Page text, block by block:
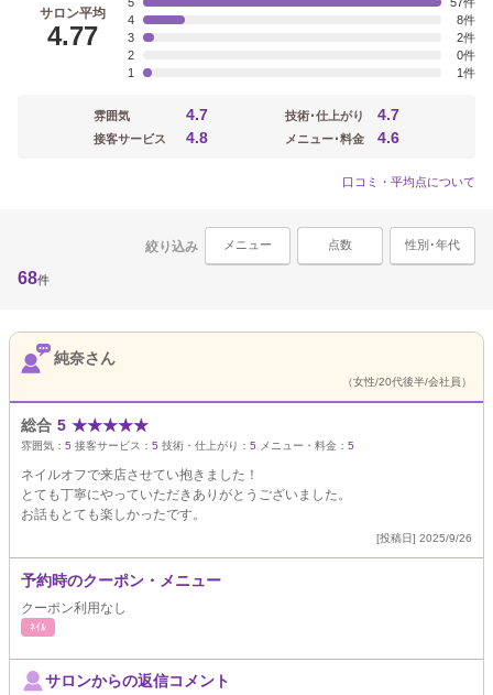
サロン平均
4.77
4
8
3
2
2
0
1
1
雰囲気 4.7
接客サービス 4.8
技術･仕上がり 4.7
メニュー･料金 4.6
口コミ・平均点について
絞り込み メニュー 点数 性別･年代
68件
純奈さん
（女性/20代後半/会社員）
総合 5 ★★★★★
雰囲気： 5 接客サービス： 5 技術・仕上がり： 5 メニュー・料金： 5
ネイルオフで来店させてい抱きました！
とても丁寧にやっていただきありがとうございました。
お話もとても楽しかったです。
[投稿日] 2025/9/26
予約時のクーポン・メニュー
クーポン利用なし
ﾈｲﾙ
サロンからの返信コメント